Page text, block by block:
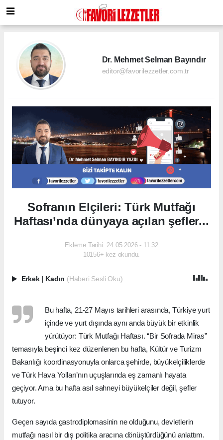
Dr. Mehmet Selman Bayındır
editor@favorilezzetler.com.tr
Sofranın Elçileri: Türk Mutfağı
Haftası’nda dünyaya açılan şefler...
Ekleme Tarihi: 24.05.2026 - 11:32
10156+ kez okundu.
Erkek Kadın (Haberi Sesli Oku)
Bu hafta, 21-27 Mayıs tarihleri arasında, Türkiye yurt
içinde ve yurt dışında aynı anda büyük bir etkinlik
yürütüyor: Türk Mutfağı Haftası. “Bir Sofrada Miras”
temasıyla beşinci kez düzenlenen bu hafta, Kültür ve Turizm
Bakanlığı koordinasyonuyla onlarca şehirde, büyükelçiliklerde
ve Türk Hava Yolları’nın uçuşlarında eş zamanlı hayata
geçiyor. Ama bu hafta asıl sahneyi büyükelçiler değil, şefler
tutuyor.
Geçen sayıda gastrodiplomasinin ne olduğunu, devletlerin
mutfağı nasıl bir dış politika aracına dönüştürdüğünü anlattım.